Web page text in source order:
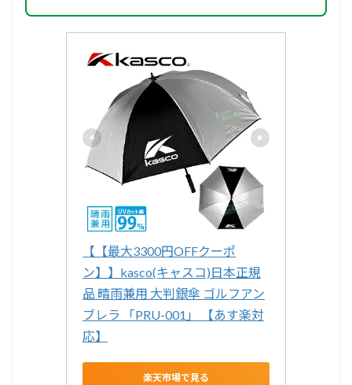
【【最大3300円OFFクーポ
ン】】kasco(キャスコ)日本正規
品 晴雨兼用 大判銀傘 ゴルフアン
ブレラ 「PRU-001」 【あす楽対
応】
楽天市場で見る